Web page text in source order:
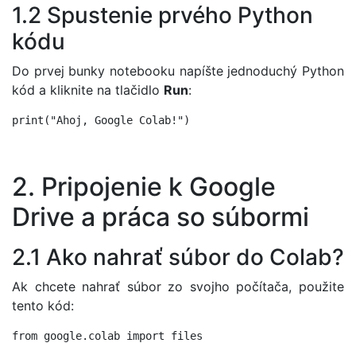
1.2 Spustenie prvého Python
kódu
Do prvej bunky notebooku napíšte jednoduchý Python
kód a kliknite na tlačidlo Run:
2. Pripojenie k Google
Drive a práca so súbormi
2.1 Ako nahrať súbor do Colab?
Ak chcete nahrať súbor zo svojho počítača, použite
tento kód:
from google.colab import files